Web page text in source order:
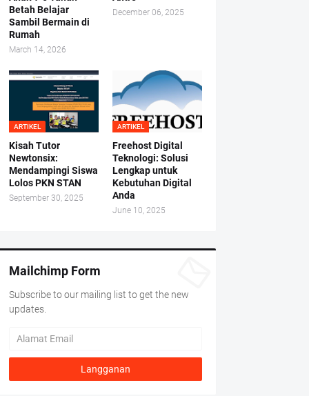
Betah Belajar
Sambil Bermain di
Rumah
March 14, 2026
December 06, 2025
ARTIKEL
Kisah Tutor
Newtonsix:
Mendampingi Siswa
Lolos PKN STAN
September 30, 2025
ARTIKEL
Freehost Digital
Teknologi: Solusi
Lengkap untuk
Kebutuhan Digital
Anda
June 10, 2025
Mailchimp Form
Subscribe to our mailing list to get the new
updates.